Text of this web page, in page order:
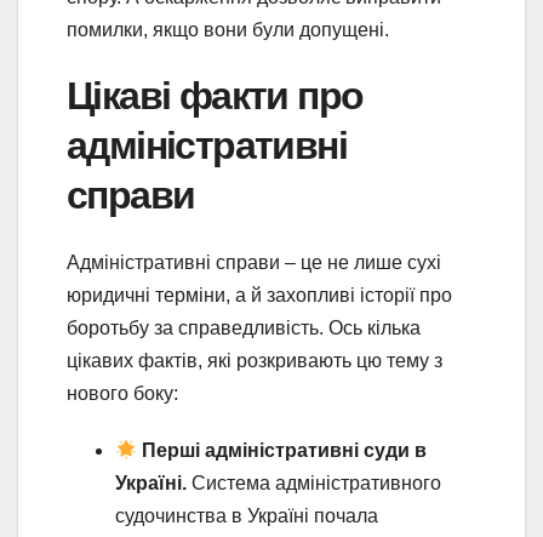
помилки, якщо вони були допущені.
Цікаві факти про
адміністративні
справи
Адміністративні справи – це не лише сухі
юридичні терміни, а й захопливі історії про
боротьбу за справедливість. Ось кілька
цікавих фактів, які розкривають цю тему з
нового боку:
Перші адміністративні суди в
Україні. Система адміністративного
судочинства в Україні почала